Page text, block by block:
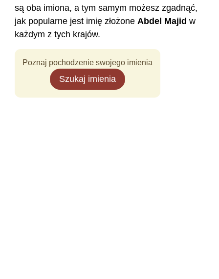
są oba imiona, a tym samym możesz zgadnąć,
jak popularne jest imię złożone Abdel Majid w
każdym z tych krajów.
Poznaj pochodzenie swojego imienia
Szukaj imienia